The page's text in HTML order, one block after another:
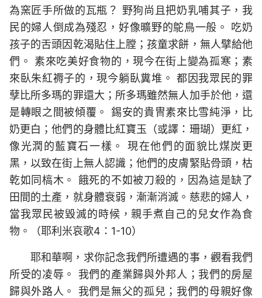
為窯匠手所做的瓦瓶？ 野狗尚且把奶乳哺其子，我
民的婦人倒成為殘忍，好像曠野的鴕鳥一般。 吃奶
孩子的舌頭因乾渴貼住上膛；孩童求餅，無人擘給他
們。 素來吃美好食物的，現今在街上變為孤寒；素
來臥朱紅褥子的，現今躺臥糞堆。 都因我眾民的罪
孽比所多瑪的罪還大；所多瑪雖然無人加手於他，還
是轉眼之間被傾覆。 錫安的貴冑素來比雪純淨，比
奶更白；他們的身體比紅寶玉（或譯：珊瑚）更紅，
像光潤的藍寶石一樣。 現在他們的面貌比煤炭更
黑，以致在街上無人認識；他們的皮膚緊貼骨頭，枯
乾如同槁木。 餓死的不如被刀殺的，因為這是缺了
田間的土產，就身體衰弱，漸漸消滅。慈悲的婦人，
當我眾民被毀滅的時候，親手煮自己的兒女作為食
物。（耶利米哀歌4：1-10）
耶和華啊，求你記念我們所遭遇的事，觀看我們
所受的凌辱。 我們的產業歸與外邦人；我們的房屋
歸與外路人。 我們是無父的孤兒；我們的母親好像